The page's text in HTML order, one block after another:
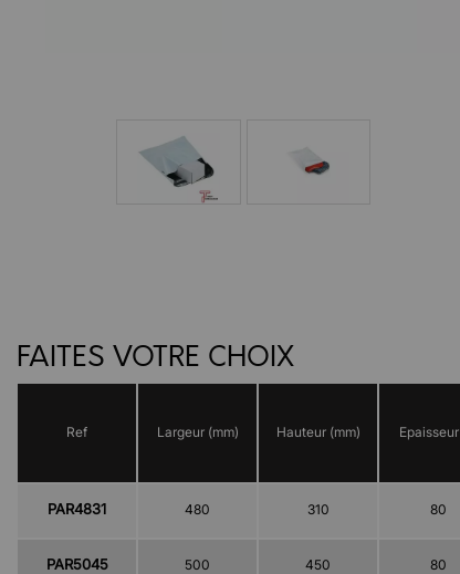
FAITES VOTRE CHOIX
Ref Largeur (mm) Hauteur (mm)
PAR4831 480 310 80
PAR5045 500 450 80